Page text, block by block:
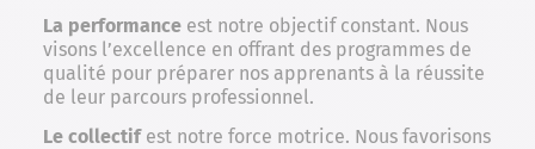
La performance est notre objectif constant. Nous
visons l’excellence en offrant des programmes de
qualité pour préparer nos apprenants à la réussite
de leur parcours professionnel.
Le collectifest notre force motrice. Nous favorisons